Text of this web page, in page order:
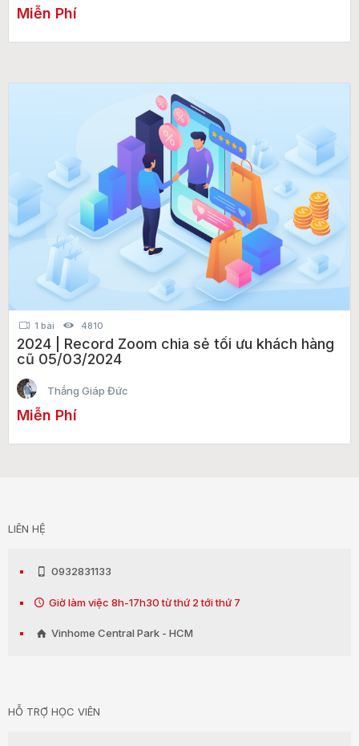
Miễn Phí
1 bài 4810
2024 | Record Zoom chia sẻ tối ưu khách hàng
cũ 05/03/2024
Thắng Giáp Đức
Miễn Phí
LIÊN HỆ
0932831133
Giờ làm việc 8h-17h30 từ thứ 2 tới thứ 7
Vinhome Central Park - HCM
HỖ TRỢ HỌC VIÊN